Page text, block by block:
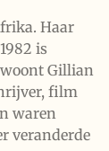
Haar
is
Gillian
film
waren
veranderde